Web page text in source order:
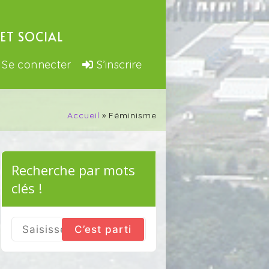
SOCIAL
Se connecter S’inscrire
Accueil Féminisme
Recherche par mots
clés !
Search